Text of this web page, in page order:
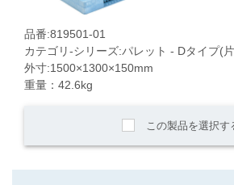
品番:819501-01
カテゴリ-シリーズ:パレット - Dタイプ(
外寸:1500×1300×150mm
重量：42.6kg
この製品を選択す